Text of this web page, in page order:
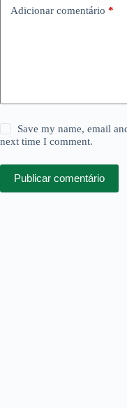
Adicionar comentário *
Save my name, email
next time I comment.
Publicar comentário